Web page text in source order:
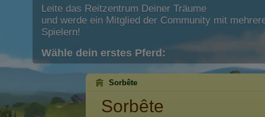
Leite das Reitzentrum Deiner Träume
und werde ein Mitglied der Community mit
Spielern!
Wähle dein erstes Pferd:
Sorbête
Sorbête